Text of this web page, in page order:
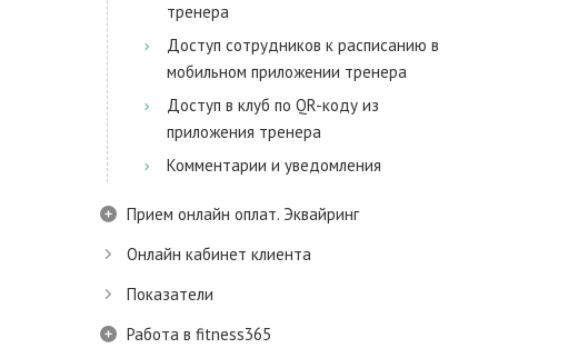
тренера
Доступ сотрудников к расписанию в
мобильном приложении тренера
Доступ в клуб по QR-коду из
приложения тренера
Комментарии и уведомления
Прием онлайн оплат. Эквайринг
Онлайн кабинет клиента
Показатели
Работа в fitness365